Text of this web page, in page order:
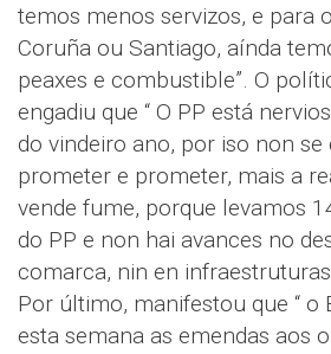
temos menos servizos, e para
Coruña ou Santiago, aínda
peaxes e combustible”. O
engadiu que “ O PP está
do vindeiro ano, por iso non se
prometer e prometer, mais a
vende fume, porque levamos
do PP e non hai avances no
comarca, nin en
Por último, manifestou que “ o
esta semana as emendas aos